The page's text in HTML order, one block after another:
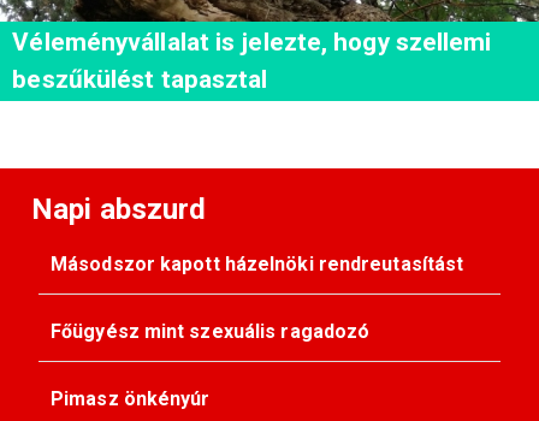
Véleményvállalat is jelezte, hogy szellemi
beszűkülést tapasztal
Napi abszurd
Másodszor kapott házelnöki rendreutasítást
Főügyész mint szexuális ragadozó
Pimasz önkényúr